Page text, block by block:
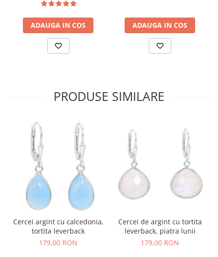
ADAUGA IN COS ADAUGA IN COS
PRODUSE SIMILARE
Cercei argint cu calcedonia,
tortita leverback
179,00 RON
Cercei de argint cu tortita
leverback, piatra lunii
179,00 RON